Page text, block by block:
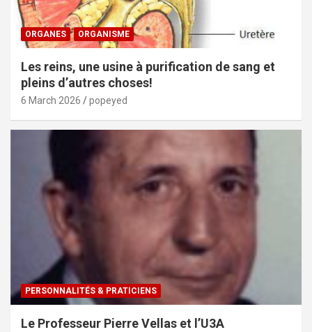
ORGANES ORGANISME
Les reins, une usine à purification de sang et
pleins d’autres choses!
6 March 2026 popeyed
PERSONNALITÉS & PRATICIENS
Le Professeur Pierre Vellas et l’U3A